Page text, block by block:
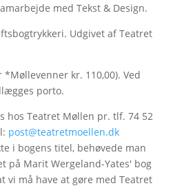
med Tekst & Design.
Udgivet af Teatret
*Møllevenner kr. 110,00). Ved
porto.
hos Teatret Møllen pr. tlf. 74 52
post@teatretmoellen.dk
i bogens titel, behøvede man
på Marit Wergeland-Yates' bog
vi må have at gøre med Teatret